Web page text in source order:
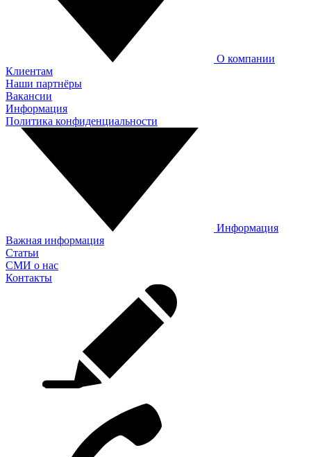
О компании
Клиентам
Наши партнёры
Вакансии
Информация
Политика конфиденциальности
Информация
Важная информация
Статьи
СМИ о нас
Контакты